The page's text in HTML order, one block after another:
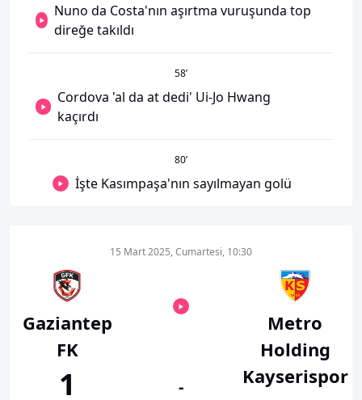
Nuno da Costa'nın aşırtma vuruşunda top
direğe takıldı
58’
Cordova 'al da at dedi' Ui-Jo Hwang
kaçırdı
80’
İşte Kasımpaşa'nın sayılmayan golü
Gaziantep
FK
1
15 Mart 2025, Cumartesi, 10:30
-
Metro
Holding
Kayserispor